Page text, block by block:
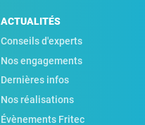
ACTUALITÉS
Conseils d'experts
Nos engagements
Dernières infos
Nos réalisations
Évènements Fritec